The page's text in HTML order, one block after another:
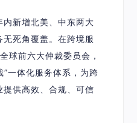
新增北美、中东两大
死角覆盖。在跨境服
球前六大仲裁委员会，
一体化服务体系，为跨
供高效、合规、可信